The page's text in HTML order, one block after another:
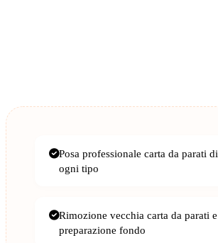
Posa professionale carta da parati di
ogni tipo
Rimozione vecchia carta da parati e
preparazione fondo